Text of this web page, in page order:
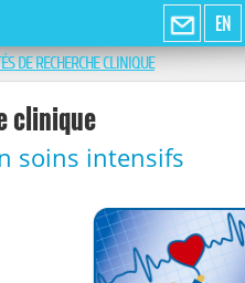
EN
DE RECHERCHE CLINIQUE
clinique
soins intensifs